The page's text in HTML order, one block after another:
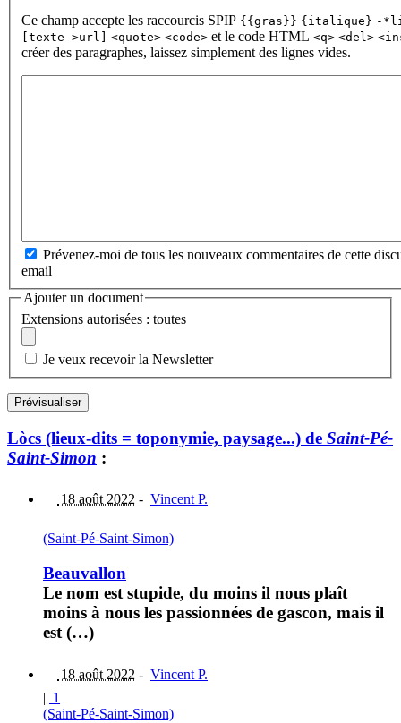
Ce champ accepte les raccourcis SPIP {{gras}} {italique} -
[texte->url]
<quote> <code> et le code HTML <q> <del>
créer des paragraphes, laissez simplement des lignes vides.
Prévenez-moi de tous les nouveaux commentaires de cette
email
Ajouter un document
Extensions autorisées : toutes
Je veux recevoir la Newsletter
Lòcs (lieux-dits = toponymie, paysage...) de Saint-Pé-
Saint-Simon :
18 août 2022 - Vincent P.
(Saint-Pé-Saint-Simon)
Beauvallon
Le nom est stupide, du moins il nous plaît
moins à nous les passionnées de gascon, mais il
est (…)
18 août 2022 - Vincent P.
| 1
(Saint-Pé-Saint-Simon)